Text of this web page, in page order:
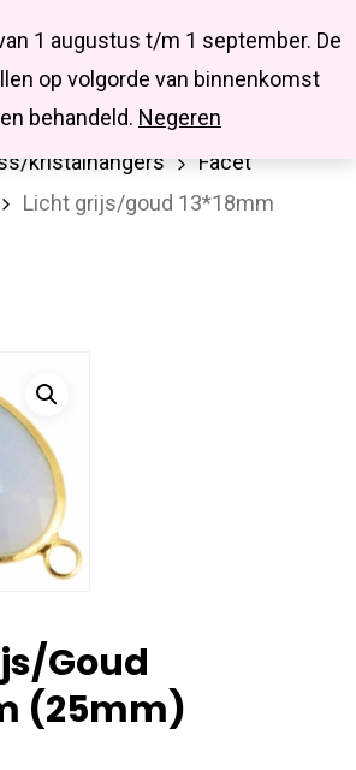
1 augustus t/m 1 september. De
op volgorde van binnenkomst
behandeld. Negeren
searchaccount
bedel/tussenstuk
kristalhangers
Facet
Licht grijs/goud 13*18mm
goud
(25mm)
Close